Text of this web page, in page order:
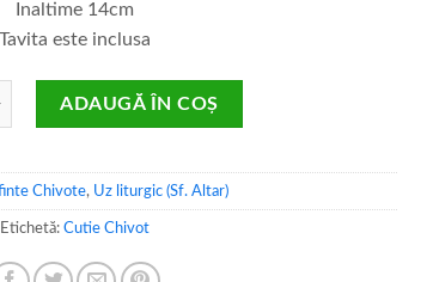
Inaltime 14cm
Tavita este inclusa
Sfântul Agneț
ADAUGĂ ÎN COȘ
Chivote, Uz liturgic (Sf. Altar)
Etichetă: Cutie Chivot